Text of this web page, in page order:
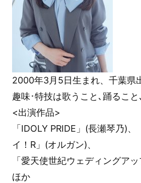
2000年3月5日生まれ、千葉県
趣味･特技は歌うこと､踊るこ
<出演作品>
「IDOLY PRIDE」(長瀬琴乃)
イ！R」(オルガン)、
「愛天使世紀ウェディングア
ほか